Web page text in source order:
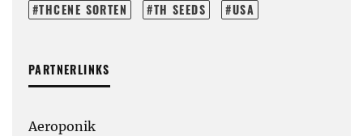
THCENE SORTEN
TH SEEDS USA
PARTNERLINKS
Aeroponik